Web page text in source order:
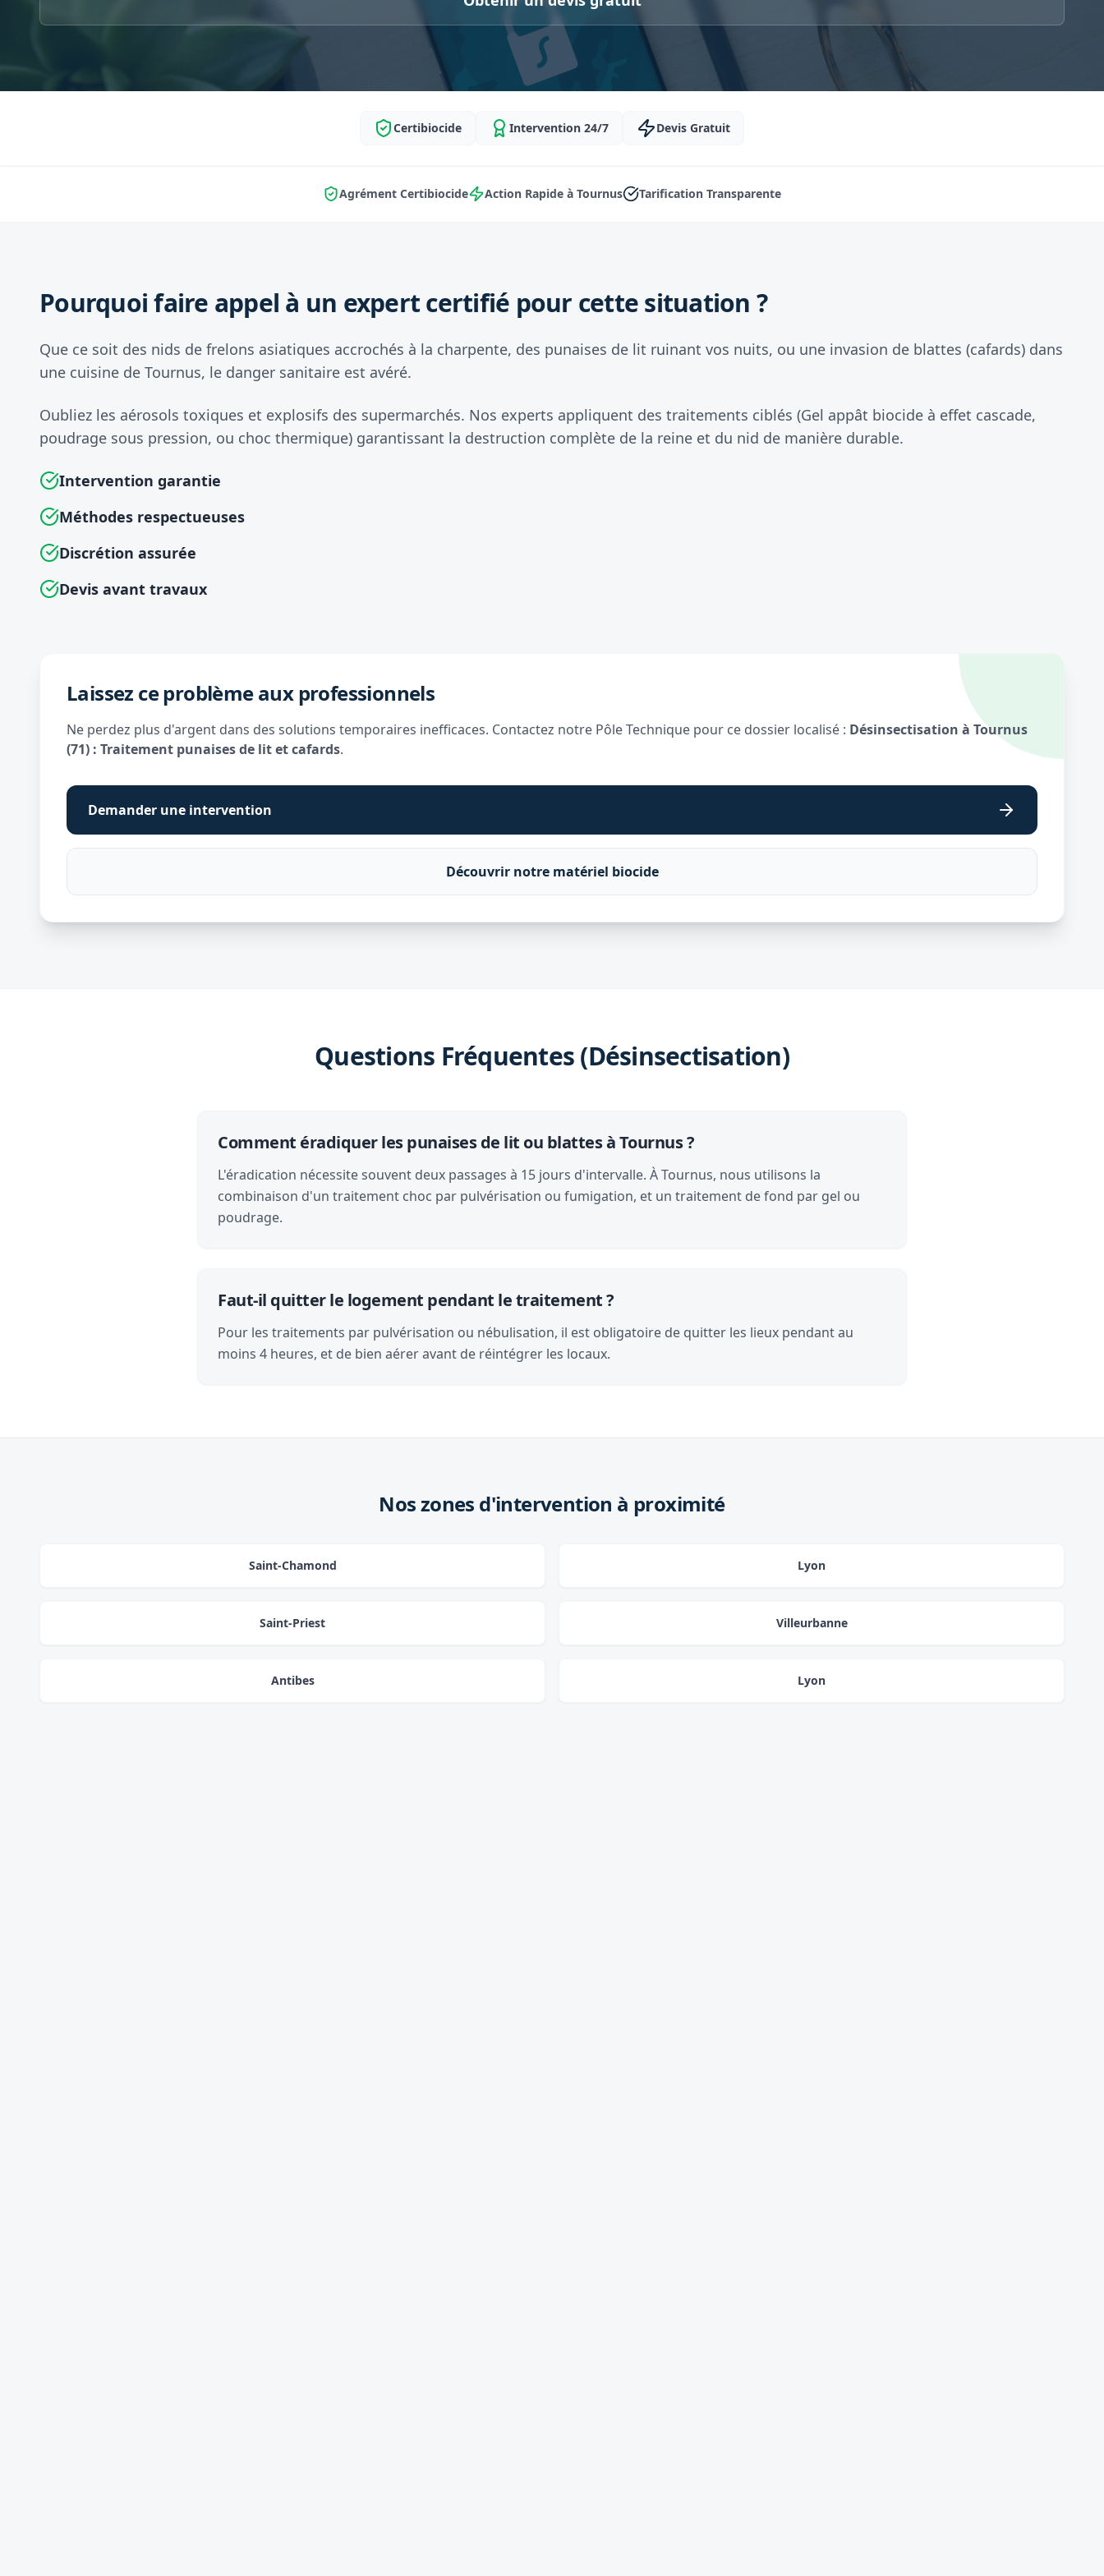
Certibiocide Intervention 24/7 Devis Gratuit
Agrément Certibiocide Action Rapide à Tournus Tarification Transparente
Pourquoi faire appel à un expert certifié pour cette situation ?
Que ce soit des nids de frelons asiatiques accrochés à la charpente, des punaises de lit ruinant vos nuits, ou une invasion de blattes (cafards) dans
une cuisine de Tournus, le danger sanitaire est avéré.
Oubliez les aérosols toxiques et explosifs des supermarchés. Nos experts appliquent des traitements ciblés (Gel appât biocide à effet cascade,
poudrage sous pression, ou choc thermique) garantissant la destruction complète de la reine et du nid de manière durable.
Intervention garantie
Méthodes respectueuses
Discrétion assurée
Devis avant travaux
Laissez ce problème aux professionnels
Ne perdez plus d'argent dans des solutions temporaires inefficaces. Contactez notre Pôle Technique pour ce dossier localisé : Désinsectisation à Tournus
(71) : Traitement punaises de lit et cafards.
Demander une intervention
Découvrir notre matériel biocide
Questions Fréquentes (Désinsectisation)
Comment éradiquer les punaises de lit ou blattes à Tournus ?
L'éradication nécessite souvent deux passages à 15 jours d'intervalle. À Tournus, nous utilisons la
combinaison d'un traitement choc par pulvérisation ou fumigation, et un traitement de fond par gel ou
poudrage.
Faut-il quitter le logement pendant le traitement ?
Pour les traitements par pulvérisation ou nébulisation, il est obligatoire de quitter les lieux pendant au
moins 4 heures, et de bien aérer avant de réintégrer les locaux.
Nos zones d'intervention à proximité
Saint-Chamond Lyon
Saint-Priest Villeurbanne
Antibes Lyon